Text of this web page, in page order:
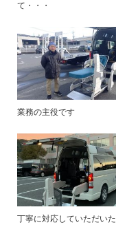
て・・・
業務の主役です
丁寧に対応していただいた